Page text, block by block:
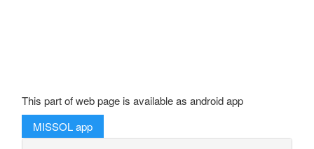
This part of web page is available as android app
MISSOL app